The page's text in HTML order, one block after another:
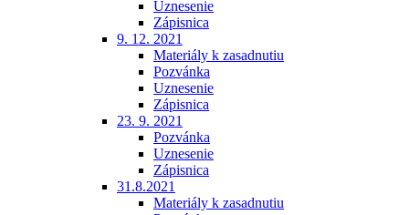
Uznesenie
Zápisnica
9. 12. 2021
Materiály k zasadnutiu
Pozvánka
Uznesenie
Zápisnica
23. 9. 2021
Pozvánka
Uznesenie
Zápisnica
31.8.2021
Materiály k zasadnutiu